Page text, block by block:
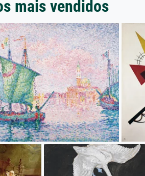
mais vendidos